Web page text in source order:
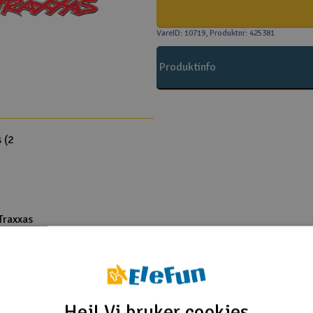
VareID: 10719, Produktnr: 425381
Produktinfo
(2